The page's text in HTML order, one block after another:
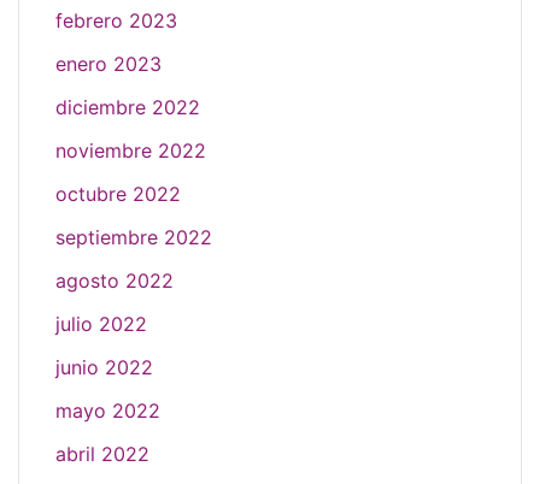
febrero 2023
enero 2023
diciembre 2022
noviembre 2022
octubre 2022
septiembre 2022
agosto 2022
julio 2022
junio 2022
mayo 2022
abril 2022